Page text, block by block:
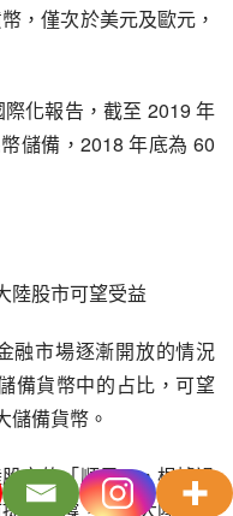
，僅次於美元及歐元，
化報告，截至 2019 年
儲備，2018 年底為 60
陸股市可望受益
融市場逐漸開放的情況
備貨幣中的占比，可望
儲備貨幣。
市的「順風」，根據過
供支撐，估計大陸內需